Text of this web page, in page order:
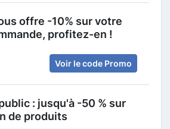
offre -10% sur votre
profitez-en !
Voir le code Promo
: jusqu'à -50 % sur
de produits